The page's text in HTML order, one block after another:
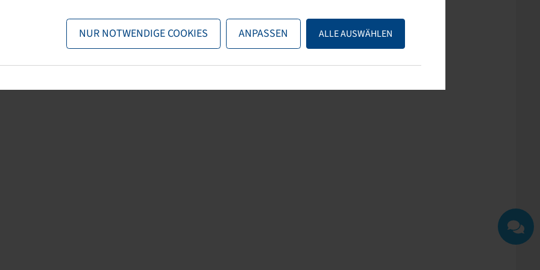
NUR NOTWENDIGE COOKIES ANPASSEN ALLE AUSWÄHLEN
zurück zur Startseite, die Suchfunktionen des Shops nutzen oder uns
direkt kontaktieren.
Tel.: +43 7221/72411–0